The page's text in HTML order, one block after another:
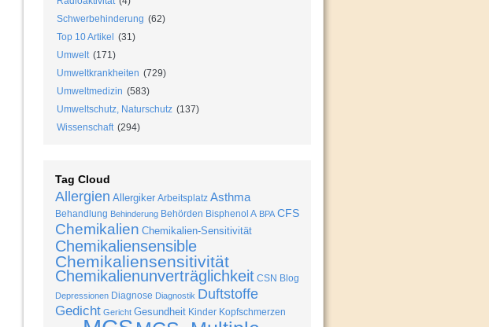
Schwerbehinderung (62)
Top 10 Artikel
(31)
Umwelt (171)
Umweltkrankheiten (729)
Umweltmedizin (583)
Umweltschutz, Naturschutz (137)
Wissenschaft (294)
Tag Cloud
Allergien Allergiker Arbeitsplatz Asthma
Behandlung Behinderung Behörden Bisphenol A BPA CFS
Chemikalien Chemikalien-Sensitivität
Chemikaliensensible
Chemikaliensensitivität
Chemikalienunverträglichkeit CSN Blog
Depressionen Diagnose Diagnostik Duftstoffe
Gedicht Gericht Gesundheit Kinder Kopfschmerzen